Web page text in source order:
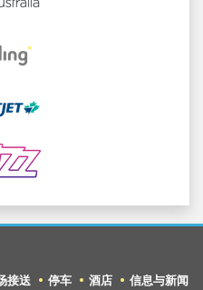
接送 停车 酒店
信息与新闻